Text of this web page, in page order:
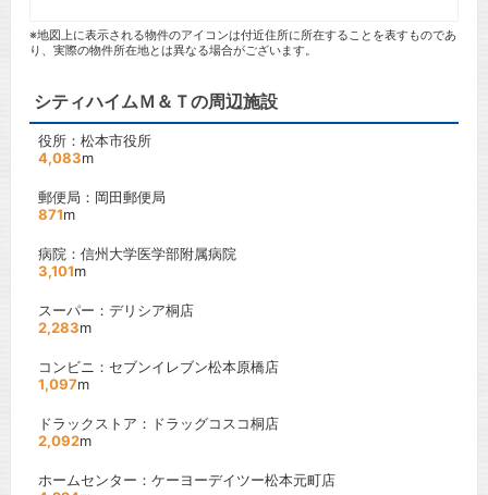
※地図上に表示される物件のアイコンは付近住所に所在することを表すものであ
り、実際の物件所在地とは異なる場合がございます。
シティハイムＭ＆Ｔの周辺施設
役所：松本市役所
4,083m
郵便局：岡田郵便局
871m
病院：信州大学医学部附属病院
3,101m
スーパー：デリシア桐店
2,283m
コンビニ：セブンイレブン松本原橋店
1,097m
ドラックストア：ドラッグコスコ桐店
2,092m
ホームセンター：ケーヨーデイツー松本元町店